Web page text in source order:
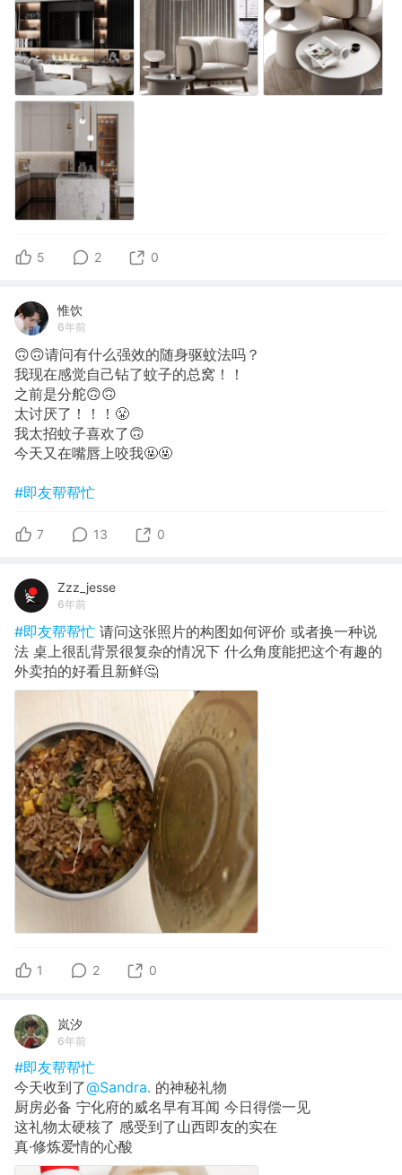
5 2 0
惟饮
6年前
🙃🙃请问有什么强效的随身驱蚊法吗？
我现在感觉自己钻了蚊子的总窝！！
之前是分舵🙃🙃
太讨厌了！！！😤
我太招蚊子喜欢了🙃
今天又在嘴唇上咬我🤬🤬
#即友帮帮忙
7 13 0
Zzz_jesse
6年前
#即友帮帮忙 请问这张照片的构图如何评价 或者换一种说
法 桌上很乱背景很复杂的情况下 什么角度能把这个有趣的
外卖拍的好看且新鲜🤔
1 2 0
岚汐
6年前
#即友帮帮忙
今天收到了@Sandra. 的神秘礼物
厨房必备 宁化府的威名早有耳闻 今日得偿一见
这礼物太硬核了 感受到了山西即友的实在
真·修炼爱情的心酸